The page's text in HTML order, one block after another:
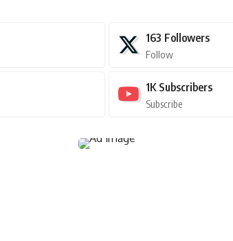
163 Followers
Follow
1K Subscribers
Subscribe